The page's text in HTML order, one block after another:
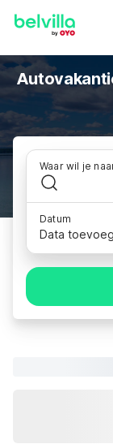
Waar wil je
Datum
Data